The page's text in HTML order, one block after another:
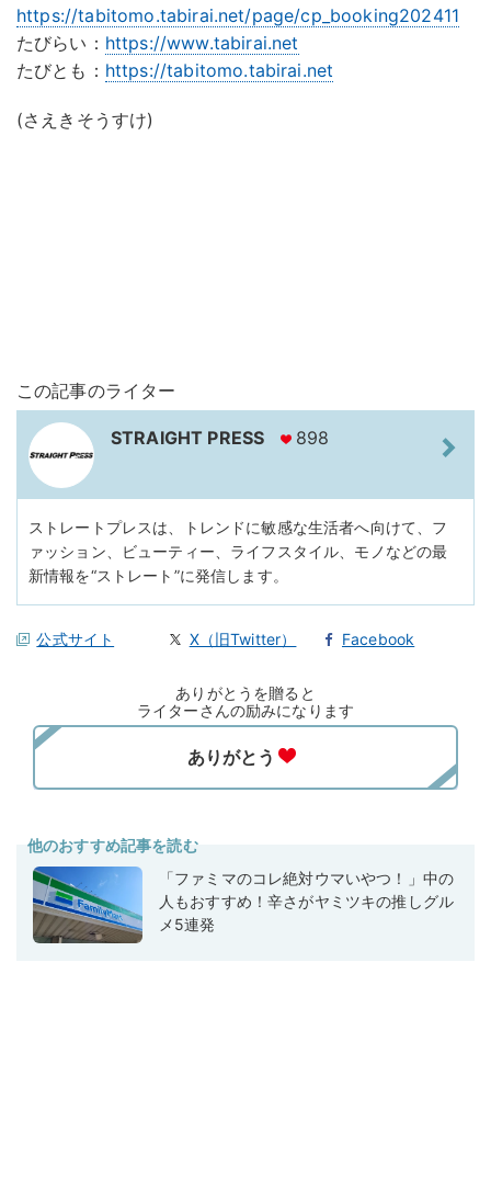
https://tabitomo.tabirai.net/page/cp_booking202411
たびらい： https://www.tabirai.net
たびとも： https://tabitomo.tabirai.net
(さえきそうすけ)
この記事のライター
STRAIGHT PRESS 898
ストレートプレスは、トレンドに敏感な生活者へ向けて、フ
ァッション、ビューティー、ライフスタイル、モノなどの最
新情報を“ストレート”に発信します。
公式サイト X（旧Twitter） Facebook
ありがとうを贈ると
ライターさんの励みになります
他のおすすめ記事を読む
「ファミマのコレ絶対ウマいやつ！」中の
人もおすすめ！辛さがヤミツキの推しグル
メ5連発